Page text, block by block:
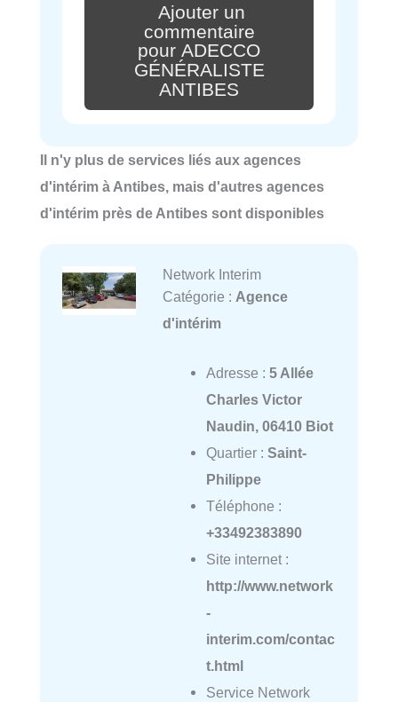
Ajouter un
commentaire
pour ADECCO
GÉNÉRALISTE
ANTIBES
Il n'y plus de services liés aux agences
d'intérim à Antibes, mais d'autres agences
d'intérim près de Antibes sont disponibles
Network Interim
Catégorie : Agence
d'intérim
Adresse : 5 Allée
Charles Victor
Naudin, 06410 Biot
Quartier : Saint-
Philippe
Téléphone :
+33492383890
Site internet :
http://www.network
-
interim.com/contac
t.html
Service Network